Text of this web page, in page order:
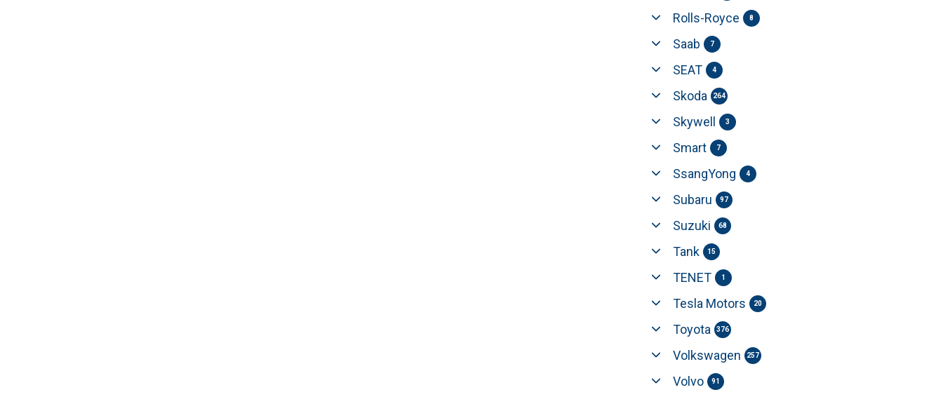
Rolls-Royce 8
Saab 7
SEAT 4
Skoda 264
Skywell 3
Smart 7
SsangYong 4
Subaru 97
Suzuki 68
Tank 15
TENET 1
Tesla Motors 20
Toyota 376
Volkswagen 257
Volvo 91